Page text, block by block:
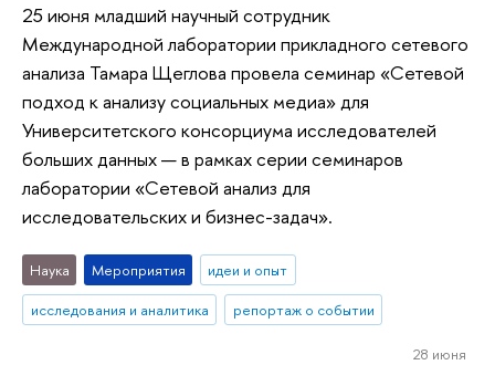
25 июня младший научный сотрудник
Международной лаборатории прикладного сетевого
анализа Тамара Щеглова провела семинар «Сетевой
подход к анализу социальных медиа» для
Университетского консорциума исследователей
больших данных — в рамках серии семинаров
лаборатории «Сетевой анализ для
исследовательских и бизнес-задач».
Наука Мероприятия
идеи и опыт
исследования и аналитика
репортаж о событии
28 июня